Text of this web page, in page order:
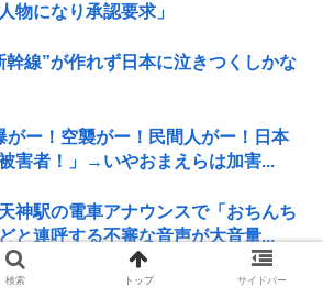
物になり承認要求」
幹線”が作れず日本に泣きつくしかな
がー！空襲がー！民間人がー！日本
害者！」→いやおまえらは加害...
神駅の電車アナウンスで「おちんち
と連呼する不審な音声が大音量...
たいけど親に死ぬほど反対されてつ
検索 トップ サイドバー